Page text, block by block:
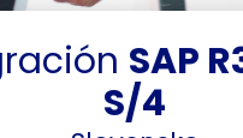
SAP
S/4